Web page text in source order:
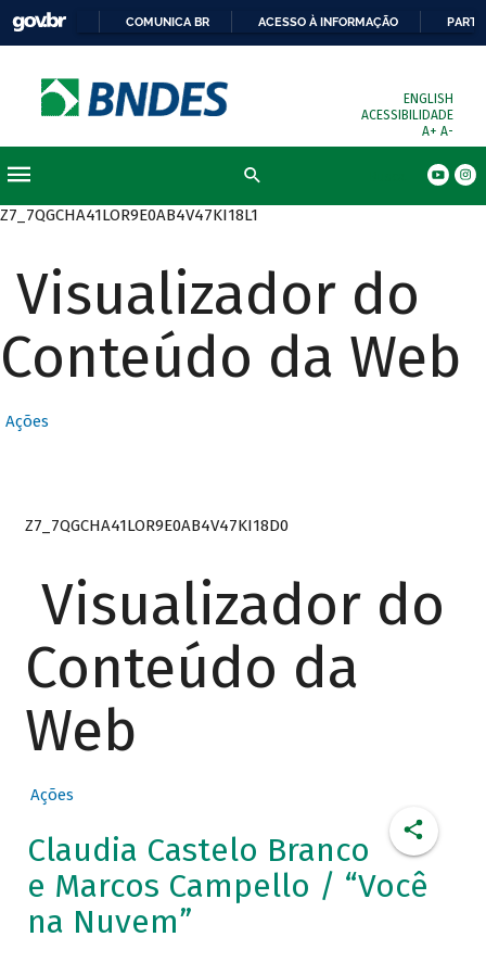
COMUNICA BR ACESSO À INFORMAÇÃO
ENGLISH
ACESSIBILIDADE
A+ A-
Z7_7QGCHA41LOR9E0AB4V47KI18L1
Visualizador do
Conteúdo da Web
Ações
Z7_7QGCHA41LOR9E0AB4V47KI18D0
Visualizador do
Conteúdo da
Web
Ações
Claudia Castelo Branco
e Marcos Campello / “Você
na Nuvem”